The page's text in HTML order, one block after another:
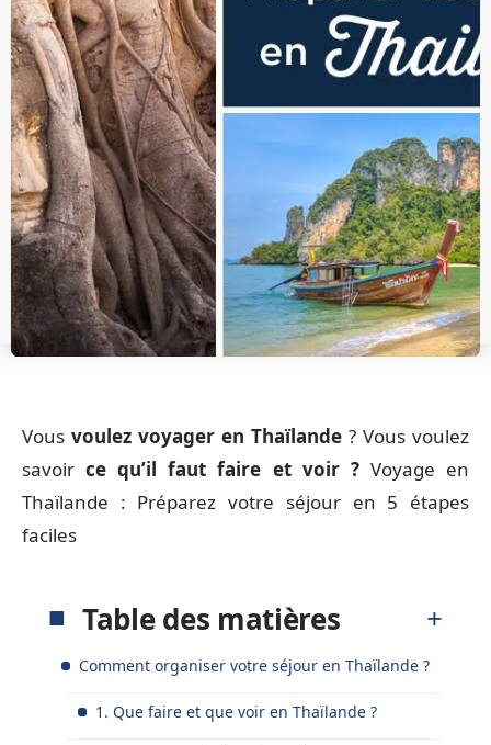
Vous voulez voyager en Thaïlande ? Vous voulez
savoirce qu’il faut faire et voir ? Voyage en
Thaïlande : Préparez votre séjour en 5 étapes
faciles
Table des matières
Comment organiser votre séjour en Thaïlande ?
1. Que faire et que voir en Thaïlande ?